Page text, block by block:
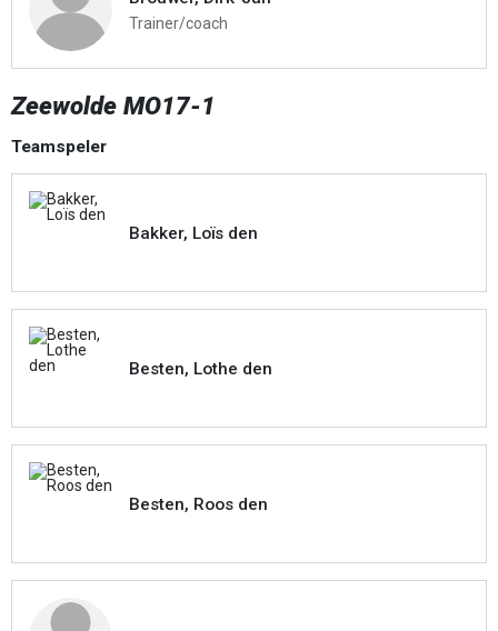
Trainer/coach
Zeewolde MO17-1
Teamspeler
Bakker, Loïs den
Besten, Lothe den
Besten, Roos den